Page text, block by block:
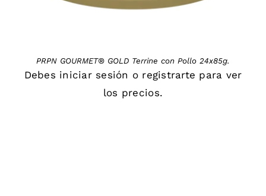
PRPN GOURMET® GOLD Terrine con Pollo 24x85g.
Debes iniciar sesión o registrarte para ver
los precios.